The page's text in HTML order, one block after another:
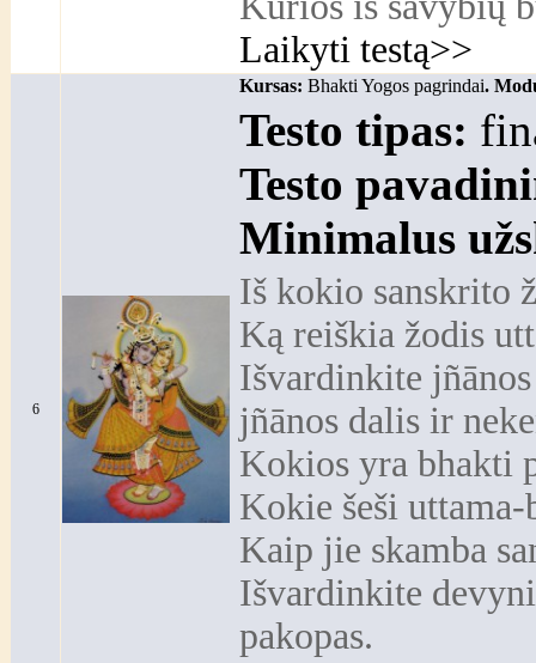
Laikyti testą>>
6
Kursas: Bhakti Yogos pagrindai.
Testo tipas:
Testo
Minimalus
Iš kokio sanskrito
Ką reiškia žodis
Išvardinkite
jñānos dalis ir
Kokios yra bhakti
Kokie šeši
Kaip jie skamba
Išvardinkite
pakopas.